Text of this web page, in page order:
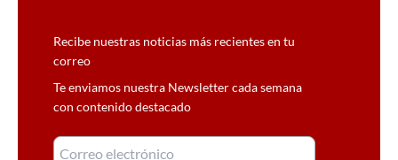
Recibe nuestras noticias más recientes en tu
correo
Te enviamos nuestra Newsletter cada semana
con contenido destacado